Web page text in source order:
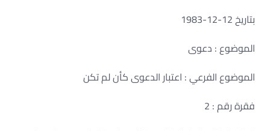
بتاريخ 12-12-1983
الموضوع : دعوى
الموضوع الفرعي : اعتبار الدعوى كأن لم تكن
فقرة رقم : 2